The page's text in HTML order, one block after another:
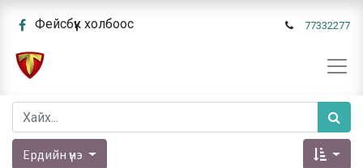
Фейсбүүк холбоос 77332277
Ердийн үнэ